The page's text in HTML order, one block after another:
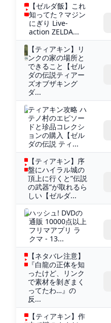
【ゼルダ飯】これ
知ってた？マジン
にぎり Live-
action ZELDA...
【ティアキン】リ
ンクの家の場所と
できること【ゼル
ダの伝説ティアー
ズオブザキング
ダ...
ティアキン攻略 ハ
テノ村のエピソー
ドと珍品コレクシ
ョンの購入【ゼル
ダの伝説 ティ...
【ティアキン】序
盤にハイラル城の
頂上に行くと”伝説
の武器”が取れるら
しい【ゼルダ...
ハッシュ! DVDの
通販 10000点以上
フリマアプリ ラ
クマ - 13...
【ネタバレ注意】
『白龍の正体を知
ったけど、リンク
で素材を剝ぎまく
ってたわ…』の
反...
【ティアキン】作